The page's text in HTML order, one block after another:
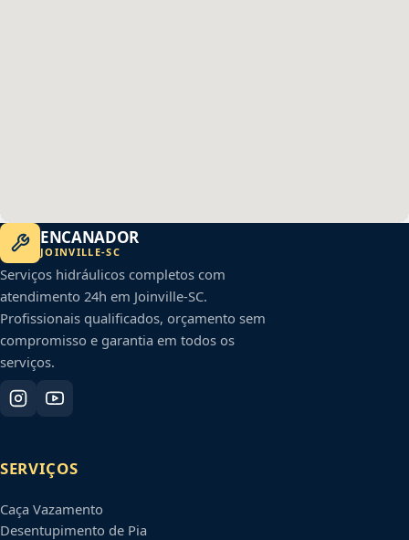
ENCANADOR
JOINVILLE-SC
Serviços hidráulicos completos com
atendimento 24h em Joinville-SC.
Profissionais qualificados, orçamento sem
compromisso e garantia em todos os
serviços.
SERVIÇOS
Caça Vazamento
Desentupimento de Pia